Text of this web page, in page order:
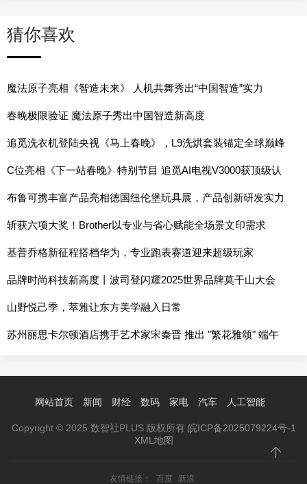
猜你喜欢
魔法原子亮相《智造未来》 人机共舞秀出“中国智造”实力
春晚极限验证 魔法原子秀出中国智造新高度
追觅洗衣机登陆央视《马上春晚》，L9洗烘套装锚定全球巅峰
的时代之作
C位亮相《下一站春晚》特别节目 追觅AI电视V3000获顶级认
可
布鲁可携丰富产品亮相德国纽伦堡玩具展，产品创新研发实力
持续提升
斩获六项大奖！Brother以专业与省心赋能全场景文印需求
基普乔格新征程搭档华为，专业跑表赛道迎来超级玩家
品牌时尚科技新高度丨波司登闪耀2025世界品牌莫干山大会
山野悦己季，萃雅让东方美学融入日常
苏州丽思卡尔顿酒店携手艺术家宋秦晋 推出 "繁花雅颂" 端午
网站首页 新闻 财经 数码 家电 汽车 人工智能
Copyright © 2025 数智社PLUS 版权所有 皖ICP备2025079224号-1
XML地图
友情链接： 百度 新浪